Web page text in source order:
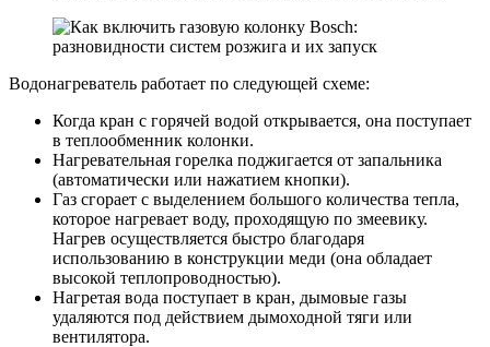
Водонагреватель работает по следующей схеме:
Когда кран с горячей водой открывается, она поступает
в теплообменник колонки.
Нагревательная горелка поджигается от запальника
(автоматически или нажатием кнопки).
Газ сгорает с выделением большого количества тепла,
которое нагревает воду, проходящую по змеевику.
Нагрев осуществляется быстро благодаря
использованию в конструкции меди (она обладает
высокой теплопроводностью).
Нагретая вода поступает в кран, дымовые газы
удаляются под действием дымоходной тяги или
вентилятора.